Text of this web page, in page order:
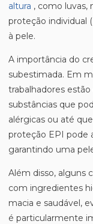
altura , como luvas,
proteção individual
à pele.
A importância do
subestimada. Em
trabalhadores
substâncias que
alérgicas ou até
proteção EPI pode
garantindo uma
Além disso, alguns
com ingredientes
macia e saudável,
é particularmente